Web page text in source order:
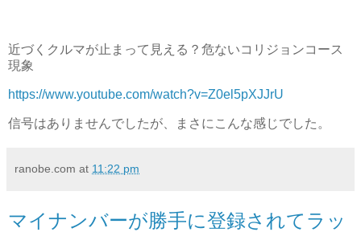
近づくクルマが止まって見える？危ないコリジョンコース
現象
https://www.youtube.com/watch?v=Z0el5pXJJrU
信号はありませんでしたが、まさにこんな感じでした。
ranobe.com at 11:22 pm
マイナンバーが勝手に登録されてラッ